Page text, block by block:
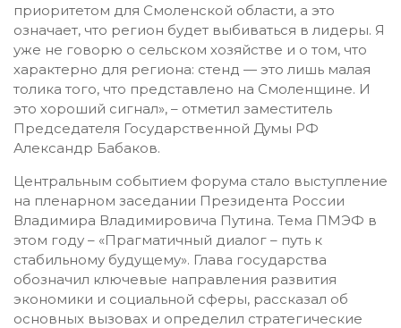
приоритетом для Смоленской области, а это
означает, что регион будет выбиваться в лидеры. Я
уже не говорю о сельском хозяйстве и о том, что
характерно для региона: стенд — это лишь малая
толика того, что представлено на Смоленщине. И
это хороший сигнал», – отметил заместитель
Председателя Государственной Думы РФ
Александр Бабаков.
Центральным событием форума стало выступление
на пленарном заседании Президента России
Владимира Владимировича Путина. Тема ПМЭФ в
этом году – «Прагматичный диалог – путь к
стабильному будущему». Глава государства
обозначил ключевые направления развития
экономики и социальной сферы, рассказал об
основных вызовах и определил стратегические